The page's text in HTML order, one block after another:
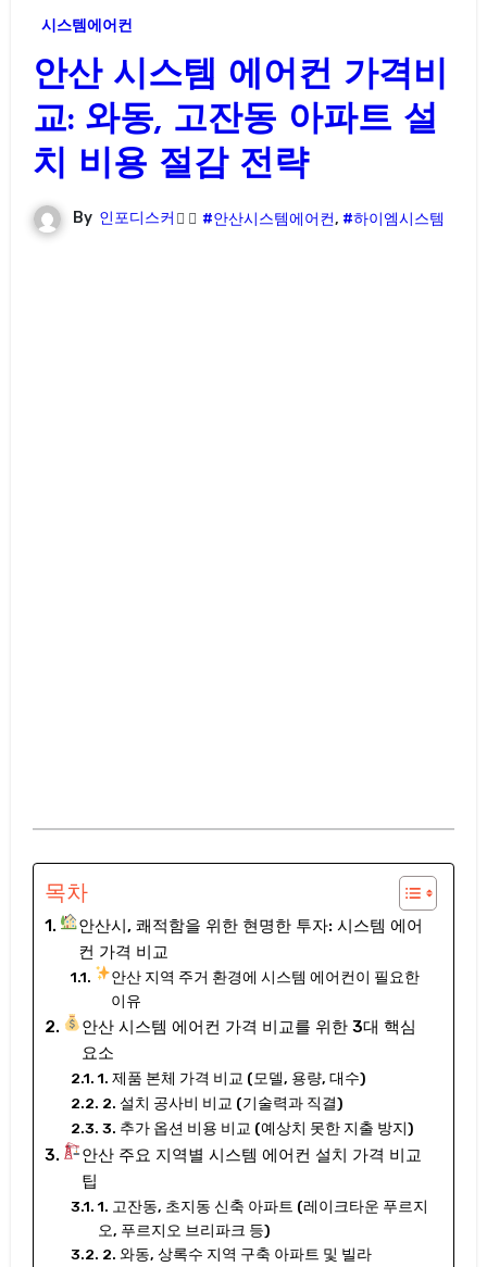
시스템에어컨
안산 시스템 에어컨 가격비
교: 와동, 고잔동 아파트 설
치 비용 절감 전략
By 인포디스커 #안산시스템에어컨, #하이엠시스템
목차
안산시, 쾌적함을 위한 현명한 투자: 시스템 에어
컨 가격 비교
안산 지역 주거 환경에 시스템 에어컨이 필요한
이유
안산 시스템 에어컨 가격 비교를 위한 3대 핵심
요소
1. 제품 본체 가격 비교 (모델, 용량, 대수)
2. 설치 공사비 비교 (기술력과 직결)
3. 추가 옵션 비용 비교 (예상치 못한 지출 방지)
안산 주요 지역별 시스템 에어컨 설치 가격 비교
팁
1. 고잔동, 초지동 신축 아파트 (레이크타운 푸르지
오, 푸르지오 브리파크 등)
2. 와동, 상록수 지역 구축 아파트 및 빌라